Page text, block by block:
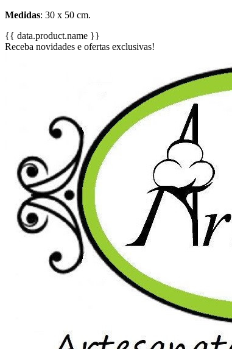
Medidas: 30 x 50 cm.
{{ data.product.name }}
Receba novidades e ofertas exclusivas!